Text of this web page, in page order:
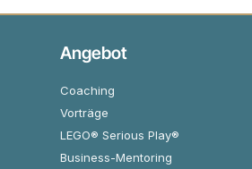
Angebot
Coaching
Vorträge
LEGO® Serious Play®
Business-Mentoring